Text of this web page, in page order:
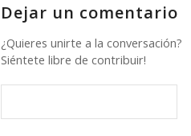
Dejar un comentario
¿Quieres unirte a la conversación?
Siéntete libre de contribuir!